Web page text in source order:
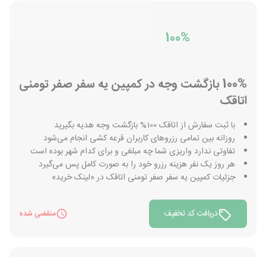
100%
100% بازگشت وجه در کمپین یه سفر صفر تومنی
اتاقک
با ثبت سفارش از اتاقک 100% بازگشت وجه هدیه بگیرید
روزانه بین تمامی رزروهای کاربران قرعه کشی انجام می‌شود
تفاوتی ندارد واریزی شما چه مبلغی و برای کدام شهر بوده است
هر روز یک نفر هزینه رزرو خود را به صورت کامل پس می‌گیرد
جزئیات کمپین یه سفر صفر تومنی اتاقک در «لینک خرید»
دریافت کد تخفیف منقضی شده